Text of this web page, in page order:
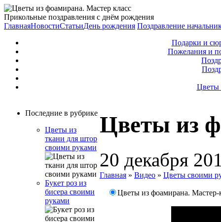
Прикольные поздравления с днём рождения
ГлавнаяНовостиСтатьиДень рождения Поздравление
Подарки и
Пожелания и
Цветы
Последние в рубрике
Цветы из
ткани для штор
своими руками
Букет роз из
бисера своими
руками
Цветы из
20 декабря
Главная » Видео » Цветы своими
Цветы из фоамирана.